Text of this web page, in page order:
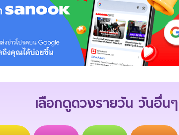
เลือกดูดวงรายวัน วันอื่นๆ